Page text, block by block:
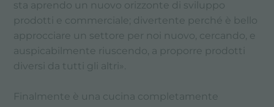
sta aprendo un nuovo orizzonte di sviluppo
prodotti e commerciale; divertente perché è bello
approcciare un settore per noi nuovo, cercando, e
auspicabilmente riuscendo, a proporre prodotti
diversi da tutti gli altri».
Finalmente è una cucina completamente